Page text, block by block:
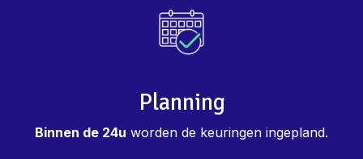
Planning
Binnen de 24u worden de keuringen ingepland.